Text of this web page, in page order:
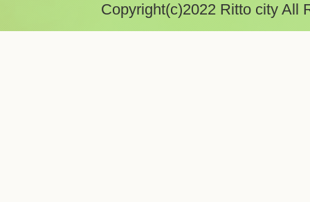
Copyright(c)2022 Ritto city All